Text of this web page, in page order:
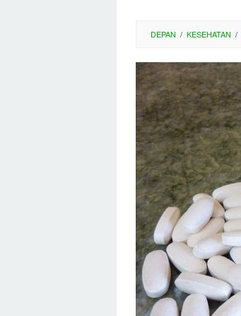
DEPAN / KESEHATAN /